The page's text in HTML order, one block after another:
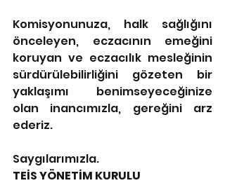
Komisyonunuza, halk sağlığını
önceleyen, eczacının emeğini
koruyan ve eczacılık mesleğinin
sürdürülebilirliğini gözeten bir
yaklaşımı benimseyeceğinize
olan inancımızla, gereğini arz
ederiz.
Saygılarımızla.
TEİS YÖNETİM KURULU